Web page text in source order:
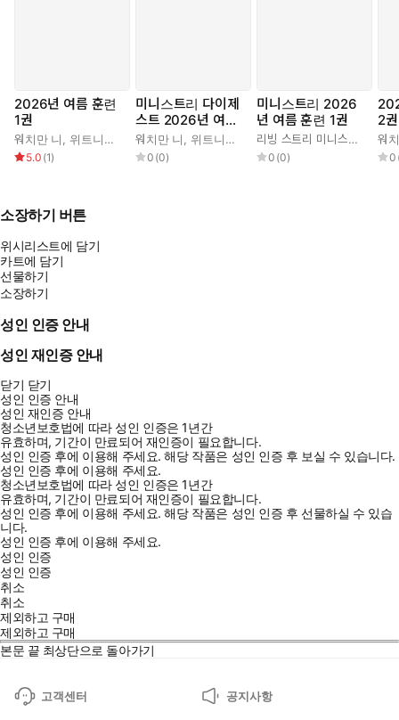
2026년 여름 훈련
1권
워치만 니 위트니스 리
5.0 (1)
미니스트리 다이제
스트 2026년 여름
훈련 1권
워치만 니 위트니스 리
0 (0)
미니스트리 2026
년 여름 훈련 1권
리빙 스트리 미니스트리 편집부
0 (0)
2권
워
0
소장하기 버튼
위시리스트에 담기
카트에 담기
선물하기
소장하기
성인 인증 안내
성인 재인증 안내
닫기 닫기
성인 인증 안내
성인 재인증 안내
청소년보호법에 따라 성인 인증은 1년간
유효하며, 기간이 만료되어 재인증이 필요합니다.
성인 인증 후에 이용해 주세요.해당 작품은 성인 인증 후 보실 수 있습니다.
성인 인증 후에 이용해 주세요.
청소년보호법에 따라 성인 인증은 1년간
유효하며, 기간이 만료되어 재인증이 필요합니다.
성인 인증 후에 이용해 주세요.해당 작품은 성인 인증 후 선물하실 수 있습
니다.
성인 인증 후에 이용해 주세요.
성인 인증
성인 인증
취소
취소
제외하고 구매
제외하고 구매
본문 끝 최상단으로 돌아가기
고객센터 공지사항